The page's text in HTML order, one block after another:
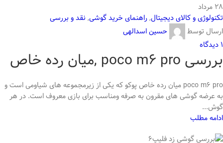
28 مرداد
تکنولوژی و کالای دیجیتال,راهنمای خرید گوشی, نقد و بررسی
ارسال توسط
حسین اسدالهی
1 دیدگاه
بررسی poco m6 pro ,میان رده خاص
poco m6 pro میان رده خاص پوکو که یکی از زیرمجموعه های شیاومی است و
به عرضه گوشی های مقرون به صرفه ومناسب برای بازی معروف است. در هر
گوش...
ادامه مطلب